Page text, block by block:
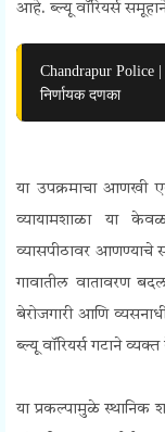
आहे. ब्ल्यू वॉरियर्स
Chandrapur Police |
निर्णायक दणका
या उपक्रमाचा आणखी
व्यायामशाळा या
व्यासपीठावर आणण्याचे
गावातील वातावरण
बेरोजगारी आणि
ब्ल्यू वॉरियर्स गटाने
या प्रकल्पामुळे स्थानिक